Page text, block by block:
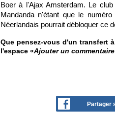
Boer à l'Ajax Amsterdam. Le
Mandanda n'étant que le
Néerlandais pourrait débloquer ce
Que pensez-vous d'un transfert
l'espace «Ajouter un commentaire
Partager